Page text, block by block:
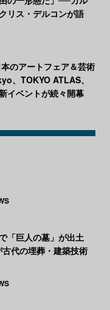
リス・デルコンが語
のアートフェア＆芸術
、TOKYO ATLAS、
イベントが続々開幕
「巨人の墓」が出土
代の埋葬・建築技術